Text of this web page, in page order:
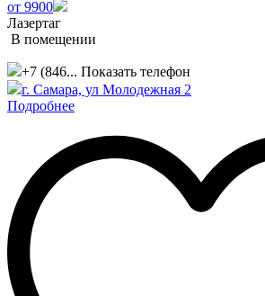
от 9900
Лазертаг
В помещении
+7 (846... Показать телефон
г. Самара, ул Молодежная 2
Подробнее